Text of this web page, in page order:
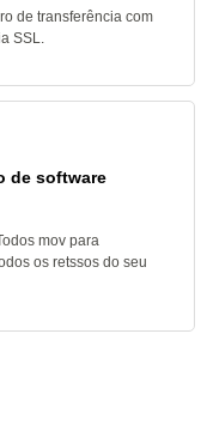
de transferência com
SSL.
de software
mov para
os retssos do seu